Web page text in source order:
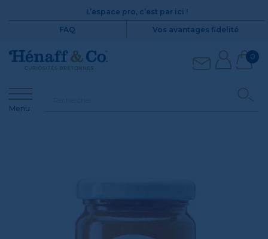
L’espace pro, c’est par ici !
FAQ
Vos avantages fidelité
0
Menu